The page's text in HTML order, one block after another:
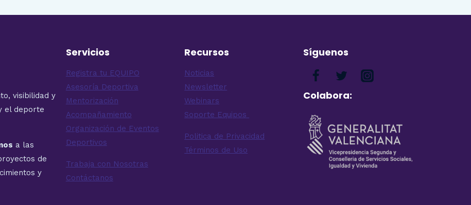
visibilidad y
el deporte
a las
de
y
Servicios
Registra tu EQUIPO
Asesoría Deportiva
Mentorización
Acompañamiento
Organización de Eventos
Deportivos
Trabaja con Nosotras
Contáctanos
Recursos
Noticias
Newsletter
Webinars
Soporte Equipos
Politica de Privacidad
Términos de Uso
Síguenos
Colabora: